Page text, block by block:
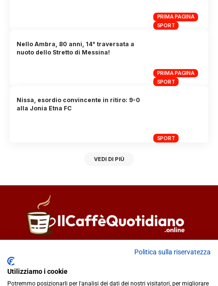
PRIMA PAGINA
SPORT
PRIMA PAGINA
SPORT
Nello Ambra, 80 anni, 14° traversata a
nuoto dello Stretto di Messina!
SPORT
Nissa, esordio convincente in ritiro: 9-0
alla Jonia Etna FC
VEDI DI PIÙ
Fiorella Falci
redazione@ilcaffequotidiano.online
C.F. 92076900858
Politica sulla riservatezza
Utilizziamo i cookie
Potremmo posizionarli per l'analisi dei dati dei nostri visitatori, per migliorare